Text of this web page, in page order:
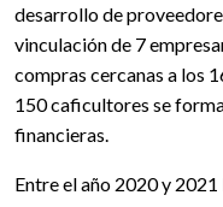
desarrollo de
vinculación de 7
compras cercanas a los
150caficultores se
financieras.
Entre el año 2020 y